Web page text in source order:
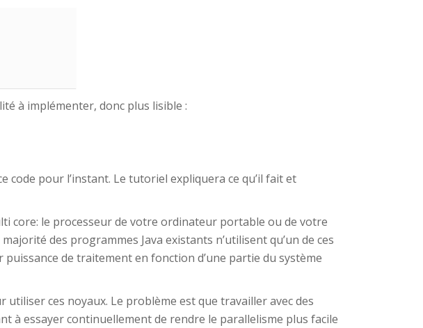
à implémenter, donc plus lisible :
code pour l’instant. Le tutoriel expliquera ce qu’il fait et
core: le processeur de votre ordinateur portable ou de votre
des programmes Java existants n’utilisent qu’un de ces
de traitement en fonction d’une partie du système
ces noyaux. Le problème est que travailler avec des
à essayer continuellement de rendre le parallelisme plus facile